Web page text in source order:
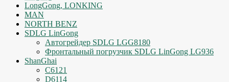
LongGong, LONKING
MAN
NORTH BENZ
SDLG LinGong
Автогрейдер SDLG LGG8180
Фронтальный погрузчик SDLG LinGong LG936
ShanGhai
C6121
D6114